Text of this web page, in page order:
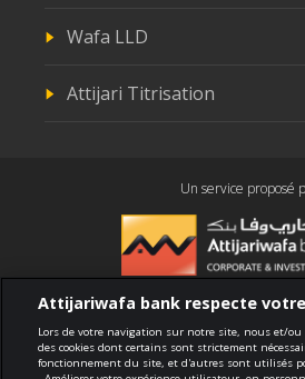
Wafa LLD
Attijari Titrisation
Un service proposé
Conformité
Attijariwafa bank respecte
Lors de votre navigation sur notre site, nous et/
des cookies dont certains sont strictement
fonctionnement du site, et d'autres sont utilisés